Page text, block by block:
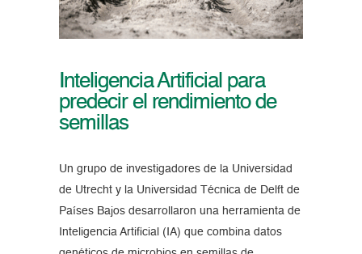
Inteligencia Artificial para
predecir el rendimiento de
semillas
Un grupo de investigadores de la Universidad
de Utrecht y la Universidad Técnica de Delft de
Países Bajos desarrollaron una herramienta de
Inteligencia Artificial (IA) que combina datos